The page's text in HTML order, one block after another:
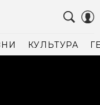
КУЛЬТУРА